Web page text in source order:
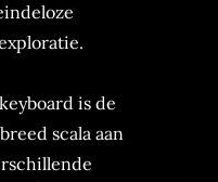
is de
scala aan